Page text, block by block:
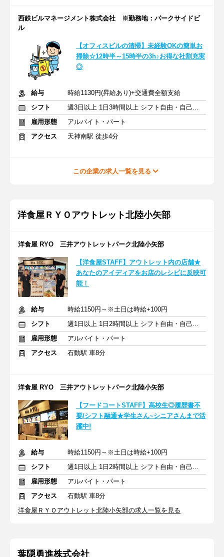
西鉄ビルマネージメント株式会社 ※勤務地：パークサイドビ
ル
【オフィスビルの清掃】未経験OKの簡単お
掃除☆12時半～15時半の3h♪お得な社割充実
◎
給与
時給1130円(昇給あり)+交通費全額支給
シフト
週3日以上 1日3時間以上 シフト自由・自己申告
雇用形態
アルバイト・パート
アクセス
天神南駅 徒歩4分
この企業の求人一覧を見る
洋食屋ＲＹＯアウトレット北陸小矢部
洋食屋 RYO 三井アウトレットパーク北陸小矢部
【洋食屋STAFF】アウトレット内の店舗★
あなたのアイディアをお店のレシピに反映可
能！
給与
時給1150円～※土日は時給+100円
シフト
週1日以上 1日2時間以上 シフト自由・自己申告
雇用形態
アルバイト・パート
アクセス
石動駅 車8分
洋食屋 RYO 三井アウトレットパーク北陸小矢部
【フードコートSTAFF】高校生◎履歴書不
要/シフト融通★学生さん~シニアさんまで活
躍中!
給与
時給1150円～※土日は時給+100円
シフト
週1日以上 1日2時間以上 シフト自由・自己申告
雇用形態
アルバイト・パート
アクセス
石動駅 車8分
洋食屋ＲＹＯアウトレット北陸小矢部の求人一覧を見る
葉隠勇進株式会社